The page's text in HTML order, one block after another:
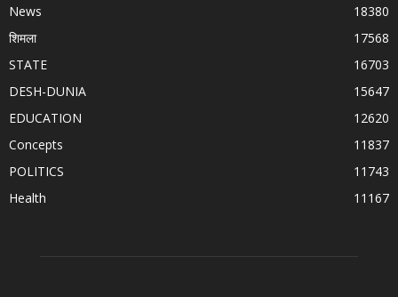
News
18380
शिमला
17568
STATE
16703
DESH-DUNIA
15647
EDUCATION
12620
Concepts
11837
POLITICS
11743
Health
11167